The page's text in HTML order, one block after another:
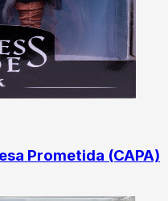
Prometida (CAPA)